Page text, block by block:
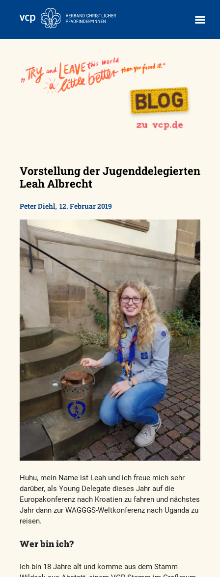
Vorstellung der Jugenddelegierten
Leah Albrecht
Peter Diehl, 12. Februar 2019
Huhu, mein Name ist Leah und ich freue mich sehr
darüber, als Young Delegate dieses Jahr auf die
Europakonferenz nach Kroatien zu fahren und nächstes
Jahr dann zur WAGGGS-Weltkonferenz nach Uganda zu
reisen.
Wer bin ich?
Ich bin 18 Jahre alt und komme aus dem Stamm